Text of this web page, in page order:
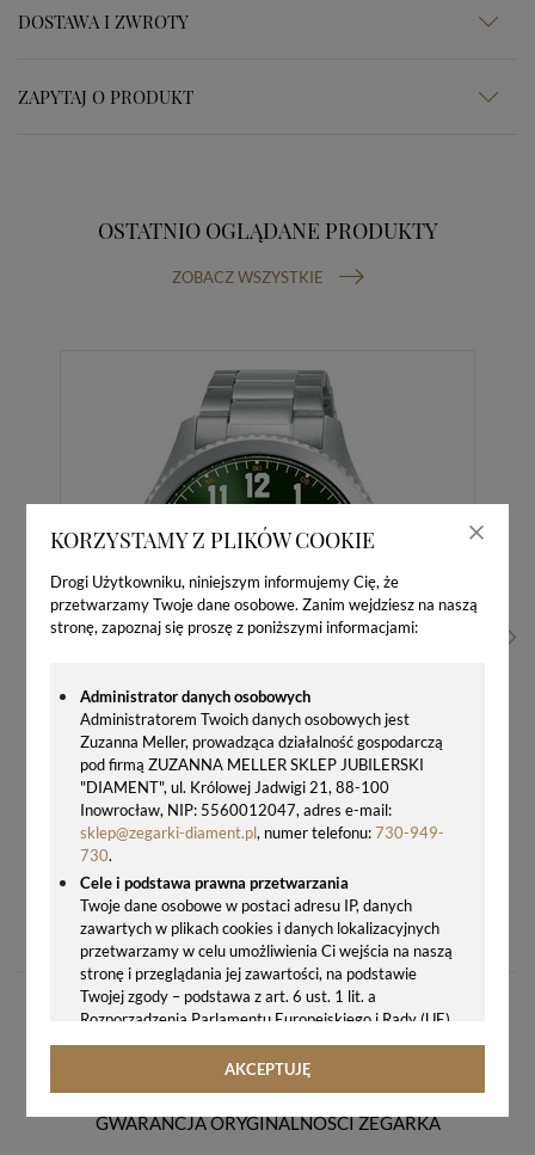
KORZYSTAMY Z PLIKÓW COOKIE
Drogi Użytkowniku, niniejszym informujemy Cię, że
przetwarzamy Twoje dane osobowe. Zanim wejdziesz na naszą
stronę, zapoznaj się proszę z poniższymi informacjami:
Administrator danych osobowych
Administratorem Twoich danych osobowych jest
Zuzanna Meller, prowadząca działalność gospodarczą
pod firmą ZUZANNA MELLER SKLEP JUBILERSKI
"DIAMENT", ul. Królowej Jadwigi 21, 88-100
Inowrocław, NIP: 5560012047, adres e-mail:
sklep@zegarki-diament.pl, numer telefonu:730-949-
730.
Cele i podstawa prawna przetwarzania
Twoje dane osobowe w postaci adresu IP, danych
zawartych w plikach cookies i danych lokalizacyjnych
przetwarzamy w celu umożliwienia Ci wejścia na naszą
stronę i przeglądania jej zawartości, na podstawie
Twojej zgody – podstawa z art. 6 ust. 1 lit. a
Rozporządzenia Parlamentu Europejskiego i Rady (UE)
2016/679 z 27.04.2016 r. w sprawie ochrony osób
fizycznych w związku z przetwarzaniem danych
rozporządzenie o ochronie danych, tj. RODO).
AKCEPTUJĘ
DOSTAWA I ZWROTY
ZAPYTAJ O PRODUKT
OSTATNIO OGLĄDANE PRODUKTY
ZOBACZ WSZYSTKIE
207,00 zł
GWARANCJA ORYGINALNOŚCI ZEGARKA